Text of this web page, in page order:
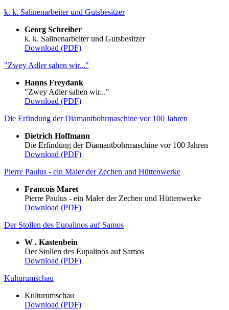
k. k. Salinenarbeiter und Gutsbesitzer
Georg Schreiber
k. k. Salinenarbeiter und Gutsbesitzer
Download (PDF)
"Zwey Adler sahen wir..."
Hanns Freydank
"Zwey Adler sahen wir..."
Download (PDF)
Die Erfindung der Diamantbohrmaschine vor 100 Jahren
Dietrich Hoffmann
Die Erfindung der Diamantbohrmaschine vor 100 Jahren
Download (PDF)
Pierre Paulus - ein Maler der Zechen und Hüttenwerke
Francois Maret
Pierre Paulus - ein Maler der Zechen und Hüttenwerke
Download (PDF)
Der Stollen des Eupalinos auf Samos
W . Kastenbein
Der Stollen des Eupalinos auf Samos
Download (PDF)
Kulturumschau
Kulturumschau
Download (PDF)